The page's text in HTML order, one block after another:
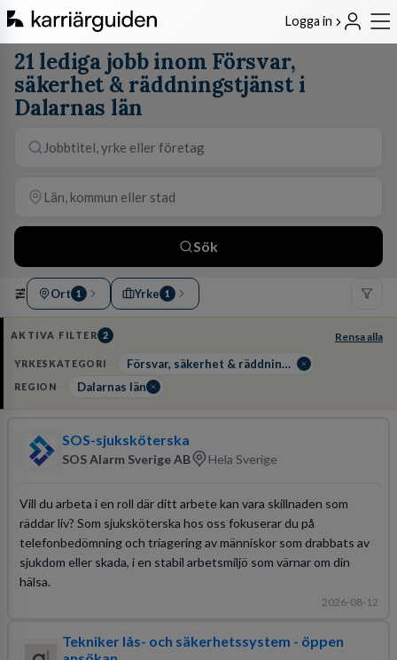
Logga in
21 lediga jobb inom Försvar,
säkerhet & räddningstjänst i
Dalarnas län
Sök
Ort 1 Yrke 1
AKTIVA FILTER 2 Rensa alla
YRKESKATEGORI Försvar, säkerhet & räddningstjänst
REGION Dalarnas län
SOS-sjuksköterska
SOS Alarm Sverige AB Hela Sverige
Vill du arbeta i en roll där ditt arbete kan vara skillnaden som
räddar liv? Som sjuksköterska hos oss fokuserar du på
telefonbedömning och triagering av människor som drabbats av
sjukdom eller skada, i en stabil arbetsmiljö som värnar om din
hälsa.
2026-08-12
Tekniker lås- och säkerhetssystem - öppen